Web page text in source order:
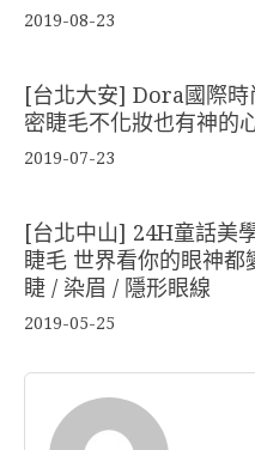
2019-08-23
[台北大安] Dora國際
密睫毛不化妝也有神的
2019-07-23
[台北中山] 24H童話美
睫毛 世界看你的眼神
睫 / 染眉 / 隱形眼線
2019-05-25